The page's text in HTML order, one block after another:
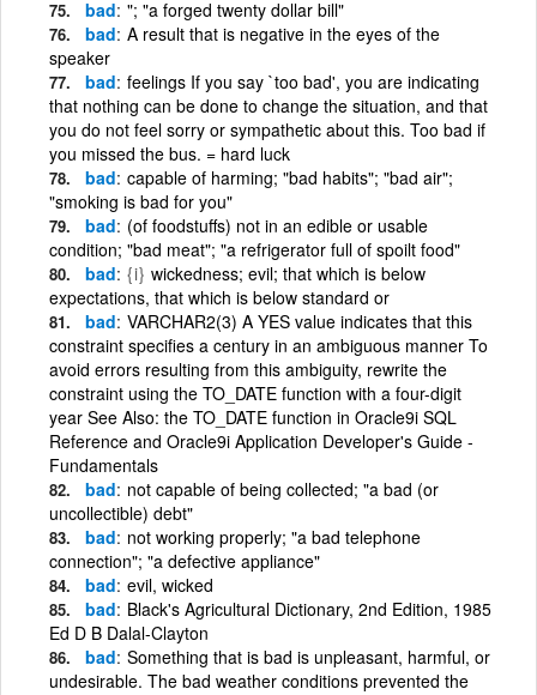
bad "; "a forged twenty dollar bill"
bad A result that is negative in the eyes of the
speaker
bad feelings If you say `too bad', you are indicating
that nothing can be done to change the situation, and that
you do not feel sorry or sympathetic about this. Too bad if
you missed the bus. = hard luck
bad capable of harming; "bad habits"; "bad air";
"smoking is bad for you"
bad (of foodstuffs) not in an edible or usable
condition; "bad meat"; "a refrigerator full of spoilt food"
bad {i} wickedness; evil; that which is below
expectations, that which is below standard or
bad VARCHAR2(3) A YES value indicates that this
constraint specifies a century in an ambiguous manner To
avoid errors resulting from this ambiguity, rewrite the
constraint using the TO_DATE function with a four-digit
year See Also: the TO_DATE function in Oracle9i SQL
Reference and Oracle9i Application Developer's Guide -
Fundamentals
bad not capable of being collected; "a bad (or
uncollectible) debt"
bad not working properly; "a bad telephone
connection"; "a defective appliance"
bad evil, wicked
bad Black's Agricultural Dictionary, 2nd Edition, 1985
Ed D B Dalal-Clayton
bad Something that is bad is unpleasant, harmful, or
undesirable. The bad weather conditions prevented the